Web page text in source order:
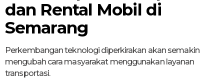
dan Rental Mobil di
Semarang
Perkembangan teknologi diperkirakan akan semakin
mengubah cara masyarakat menggunakan layanan
transportasi.